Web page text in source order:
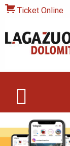
Ticket Online